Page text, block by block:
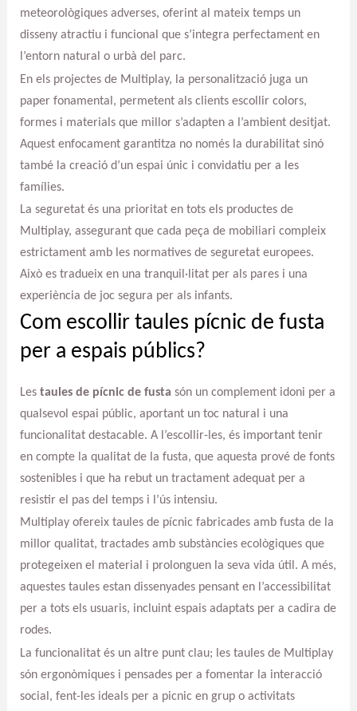
meteorològiques adverses, oferint al mateix temps un
disseny atractiu i funcional que s’integra perfectament en
l’entorn natural o urbà del parc.
En els projectes de Multiplay, la personalització juga un
paper fonamental, permetent als clients escollir colors,
formes i materials que millor s’adapten a l’ambient desitjat.
Aquest enfocament garantitza no només la durabilitat sinó
també la creació d’un espai únic i convidatiu per a les
famílies.
La seguretat és una prioritat en tots els productes de
Multiplay, assegurant que cada peça de mobiliari compleix
estrictament amb les normatives de seguretat europees.
Això es tradueix en una tranquil·litat per als pares i una
experiència de joc segura per als infants.
Com escollir taules pícnic de fusta
per a espais públics?
Les taules de pícnic de fusta són un complement idoni per a
qualsevol espai públic, aportant un toc natural i una
funcionalitat destacable. A l’escollir-les, és important tenir
en compte la qualitat de la fusta, que aquesta prové de fonts
sostenibles i que ha rebut un tractament adequat per a
resistir el pas del temps i l’ús intensiu.
Multiplay ofereix taules de pícnic fabricades amb fusta de la
millor qualitat, tractades amb substàncies ecològiques que
protegeixen el material i prolonguen la seva vida útil. A més,
aquestes taules estan dissenyades pensant en l’accessibilitat
per a tots els usuaris, incluint espais adaptats per a cadira de
rodes.
La funcionalitat és un altre punt clau; les taules de Multiplay
són ergonòmiques i pensades per a fomentar la interacció
social, fent-les ideals per a picnic en grup o activitats